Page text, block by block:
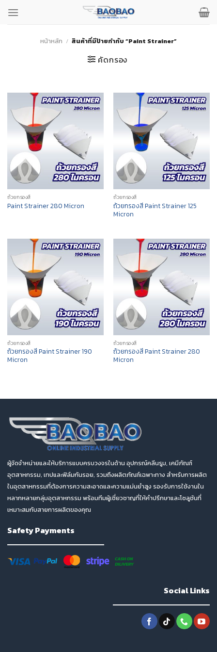
หน้าหลัก / สินค้าที่มีป้ายกำกับ “Paint Strainer”
คัดกรอง
ถ้วยกรองสี
Paint Strainer 280 Micron
ถ้วยกรองสี
ถ้วยกรองสี Paint Strainer 125
Micron
ถ้วยกรองสี
ถ้วยกรองสี Paint Strainer 190
Micron
ถ้วยกรองสี
ถ้วยกรองสี Paint Strainer 280
Micron
ผู้จัดจำหน่ายและให้บริการแบบครบวงจรในด้าน อุปกรณ์คลีนรูม, เคมีภัณฑ์
อุตสาหกรรม, เทปและฟิล์มกันรอย, รวมถึงผลิตภัณฑ์เฉพาะทาง สำหรับการผลิต
ในอุตสาหกรรมที่ต้องการความสะอาดและความแม่นยำสูง รองรับการใช้งานใน
หลากหลายกลุ่มอุตสาหกรรม พร้อมทีมผู้เชี่ยวชาญที่ให้คำปรึกษาและโซลูชันที่
เหมาะสมกับสายการผลิตของคุณ
Safety Payments
Social Links